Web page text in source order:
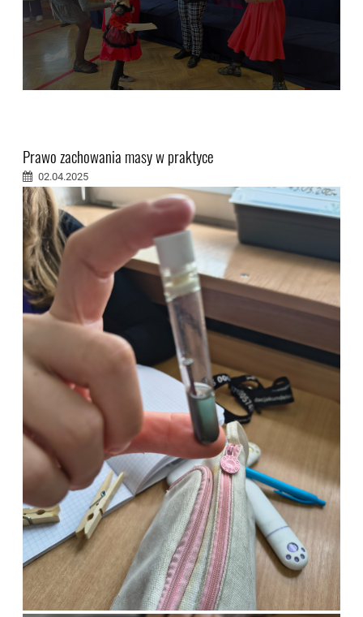
Prawo zachowania masy w praktyce
02.04.2025